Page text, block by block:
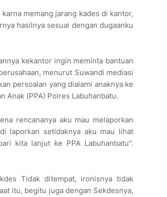
memang jarang kades di kantor,
hasilnya sesuai dengan dugaanku
kekantor ingin meminta bantuan
menurut Suwandi mediasi
persoalan yang dialami anaknya ke
Anak (PPA) Polres Labuhanbatu.
rencananya aku mau melaporkan
laporkan setidaknya aku mau lihat
kita lanjut ke PPA Labuhanbatu".
Tidak ditempat, ironisnya tidak
itu, begitu juga dengan Sekdesnya,